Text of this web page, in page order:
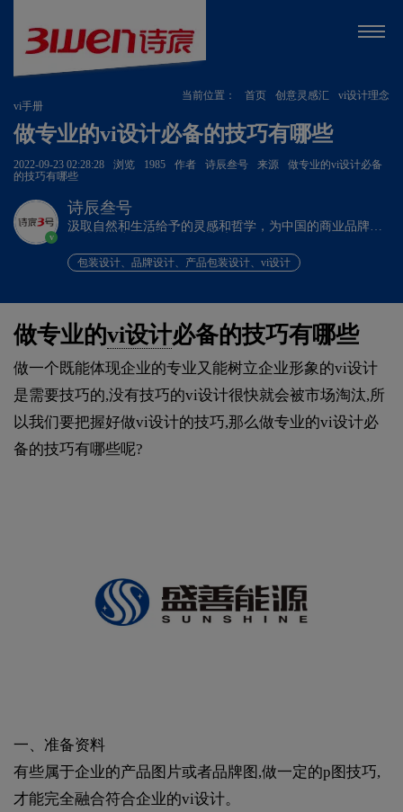
当前位置： 首页 创意灵感汇
vi设计理念
vi手册
做专业的vi设计必备的技巧有哪些
2022-09-23 02:28:28 浏览 1985 作者 诗辰叁号 来源
做专业的vi设计必备
的技巧有哪些
v
诗辰叁号
汲取自然和生活给予的灵感和哲学，为中国的商业品牌发
包装设计、品牌设计、产品包装设计、vi设计
做专业的vi设计必备的技巧有哪些
做一个既能体现企业的专业又能树立企业形象的vi设计
是需要技巧的,没有技巧的vi设计很快就会被市场淘汰,所
以我们要把握好做vi设计的技巧,那么做专业的vi设计必
备的技巧有哪些呢?
一、准备资料
有些属于企业的产品图片或者品牌图,做一定的p图技巧,
才能完全融合符合企业的vi设计。